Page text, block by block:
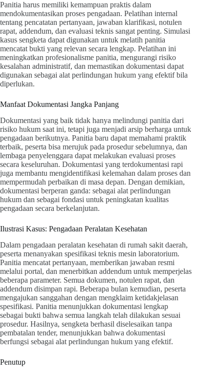
Panitia harus memiliki kemampuan praktis dalam
mendokumentasikan proses pengadaan. Pelatihan internal
tentang pencatatan pertanyaan, jawaban klarifikasi, notulen
rapat, addendum, dan evaluasi teknis sangat penting. Simulasi
kasus sengketa dapat digunakan untuk melatih panitia
mencatat bukti yang relevan secara lengkap. Pelatihan ini
meningkatkan profesionalisme panitia, mengurangi risiko
kesalahan administratif, dan memastikan dokumentasi dapat
digunakan sebagai alat perlindungan hukum yang efektif bila
diperlukan.
Manfaat Dokumentasi Jangka Panjang
Dokumentasi yang baik tidak hanya melindungi panitia dari
risiko hukum saat ini, tetapi juga menjadi arsip berharga untuk
pengadaan berikutnya. Panitia baru dapat memahami praktik
terbaik, peserta bisa merujuk pada prosedur sebelumnya, dan
lembaga penyelenggara dapat melakukan evaluasi proses
secara keseluruhan. Dokumentasi yang terdokumentasi rapi
juga membantu mengidentifikasi kelemahan dalam proses dan
mempermudah perbaikan di masa depan. Dengan demikian,
dokumentasi berperan ganda: sebagai alat perlindungan
hukum dan sebagai fondasi untuk peningkatan kualitas
pengadaan secara berkelanjutan.
Ilustrasi Kasus: Pengadaan Peralatan Kesehatan
Dalam pengadaan peralatan kesehatan di rumah sakit daerah,
peserta menanyakan spesifikasi teknis mesin laboratorium.
Panitia mencatat pertanyaan, memberikan jawaban resmi
melalui portal, dan menerbitkan addendum untuk memperjelas
beberapa parameter. Semua dokumen, notulen rapat, dan
addendum disimpan rapi. Beberapa bulan kemudian, peserta
mengajukan sanggahan dengan mengklaim ketidakjelasan
spesifikasi. Panitia menunjukkan dokumentasi lengkap
sebagai bukti bahwa semua langkah telah dilakukan sesuai
prosedur. Hasilnya, sengketa berhasil diselesaikan tanpa
pembatalan tender, menunjukkan bahwa dokumentasi
berfungsi sebagai alat perlindungan hukum yang efektif.
Penutup